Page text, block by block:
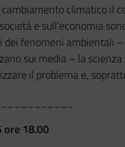
cambiamento climatico il
e sull’economia
fenomeni ambientali
sui media – la
il problema e,
ore 18.00